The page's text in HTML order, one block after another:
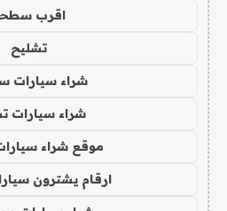
اقرب
تشليح
شراء سيارات
شراء سيارات
موقع شراء
ارقام يشترون